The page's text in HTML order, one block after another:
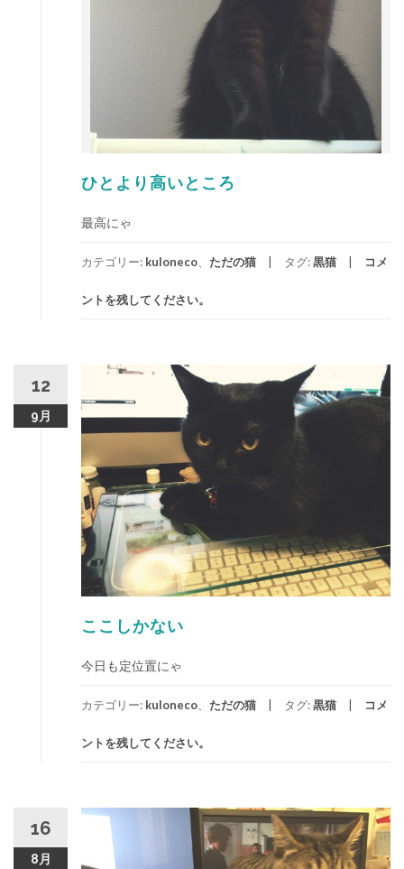
ひとより高いところ
最高にゃ
カテゴリー: kuloneco ただの猫 タグ:黒猫 コメ
ントを残してください。
12
9月
ここしかない
今日も定位置にゃ
カテゴリー: kuloneco、 ただの猫 タグ:黒猫 コメ
ントを残してください。
16
8月